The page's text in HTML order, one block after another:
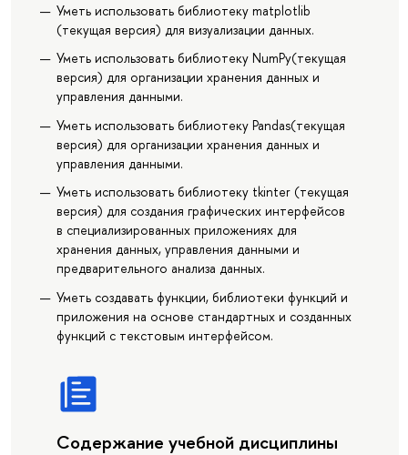
Уметь использовать библиотеку matplotlib
(текущая версия) для визуализации данных.
Уметь использовать библиотеку NumPy(текущая
версия) для организации хранения данных и
управления данными.
Уметь использовать библиотеку Pandas(текущая
версия) для организации хранения данных и
управления данными.
Уметь использовать библиотеку tkinter (текущая
версия) для создания графических интерфейсов
в специализированных приложениях для
хранения данных, управления данными и
предварительного анализа данных.
Уметь создавать функции, библиотеки функций и
приложения на основе стандартных и созданных
функций с текстовым интерфейсом.
Содержание учебной дисциплины